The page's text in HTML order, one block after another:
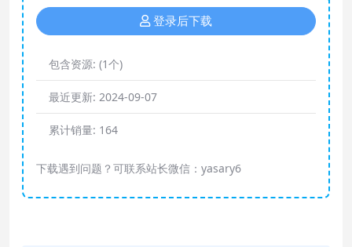
登录后下载
包含资源: (1个)
最近更新: 2024-09-07
累计销量: 164
下载遇到问题？可联系站长微信：yasary6